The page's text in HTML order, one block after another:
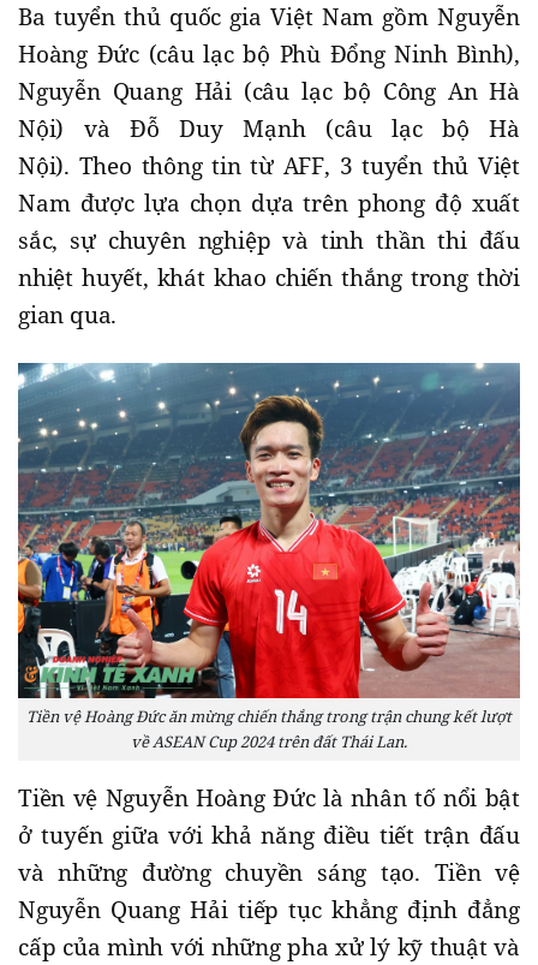
Ba tuyển thủ quốc gia Việt Nam gồm Nguyễn
Hoàng Đức (câu lạc bộ Phù Đổng Ninh Bình),
Nguyễn Quang Hải (câu lạc bộ Công An Hà
Nội) và Đỗ Duy Mạnh (câu lạc bộ Hà
Nội). Theo thông tin từ AFF, 3 tuyển thủ Việt
Nam được lựa chọn dựa trên phong độ xuất
sắc, sự chuyên nghiệp và tinh thần thi đấu
nhiệt huyết, khát khao chiến thắng trong thời
gian qua.
Tiền vệ Hoàng Đức ăn mừng chiến thắng trong trận chung kết lượt
về ASEAN Cup 2024 trên đất Thái Lan.
Tiền vệ Nguyễn Hoàng Đức là nhân tố nổi bật
ở tuyến giữa với khả năng điều tiết trận đấu
và những đường chuyền sáng tạo. Tiền vệ
Nguyễn Quang Hải tiếp tục khẳng định đẳng
cấp của mình với những pha xử lý kỹ thuật và